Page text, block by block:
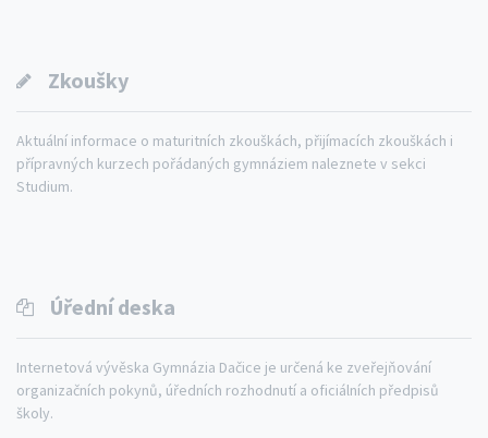
Zkoušky
Aktuální informace o maturitních zkouškách, přijímacích zkouškách i
přípravných kurzech pořádaných gymnáziem naleznete v sekci
Studium.
Úřední deska
Internetová vývěska Gymnázia Dačice je určená ke zveřejňování
organizačních pokynů, úředních rozhodnutí a oficiálních předpisů
školy.